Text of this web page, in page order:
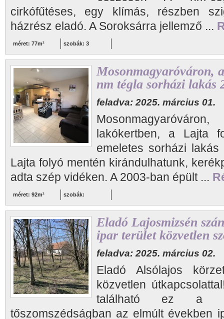
cirkófűtéses, egy klímás, részben
házrész eladó. A Soroksárra jellemző ...
méret: 77m² szobák: 3
Mosonmagyaróváron,
nm tégla sorházi lakás
feladva: 2025. március 01.
lakókertben, a Lajta
emeletes sorházi
Lajta folyó mentén kirándulhatunk,
adta szép vidéken. A 2003-ban épült ...
méret: 92m² szobák:
Eladó Lajosmizsén
ipar terület közvetlen
feladva: 2025. március 02.
Eladó Alsólajos
közvetlen
található ez a
tőszomszédságban az elmúlt években